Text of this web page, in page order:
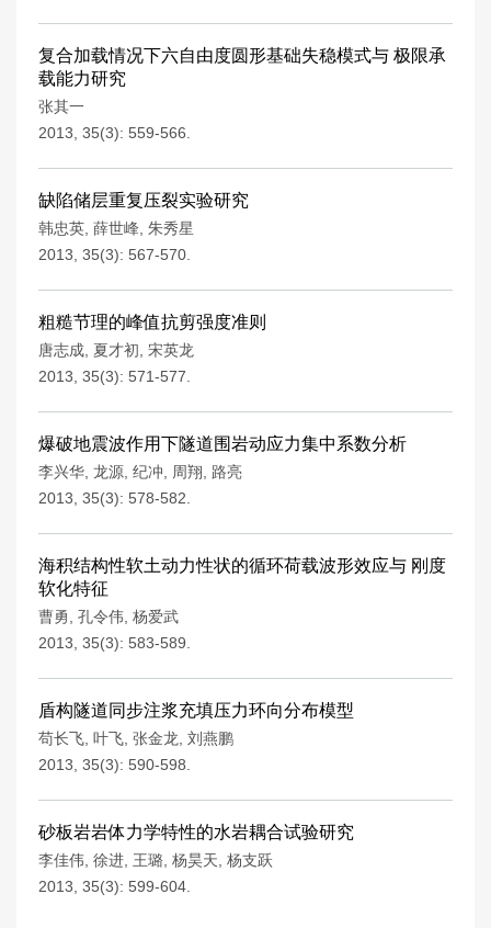
复合加载情况下六自由度圆形基础失稳模式与 极限承
载能力研究
张其一
2013, 35(3): 559-566.
缺陷储层重复压裂实验研究
韩忠英 薛世峰 朱秀星
2013, 35(3): 567-570.
粗糙节理的峰值抗剪强度准则
唐志成 夏才初 宋英龙
2013, 35(3): 571-577.
爆破地震波作用下隧道围岩动应力集中系数分析
李兴华 龙源 纪冲 周翔
路亮
2013, 35(3): 578-582.
海积结构性软土动力性状的循环荷载波形效应与 刚度
软化特征
曹勇 孔令伟 杨爱武
2013, 35(3): 583-589.
盾构隧道同步注浆充填压力环向分布模型
苟长飞 叶飞 张金龙 刘燕鹏
2013, 35(3): 590-598.
砂板岩岩体力学特性的水岩耦合试验研究
李佳伟 徐进 王璐 杨昊天 杨支跃
2013, 35(3): 599-604.